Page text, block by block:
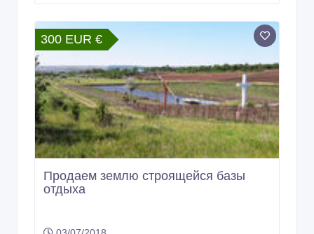
300 EUR €
Продаем землю строящейся базы
отдыха